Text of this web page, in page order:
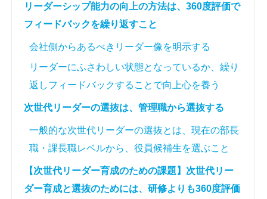
リーダーシップ能力の向上の方法は、360度評価で
フィードバックを繰り返すこと
会社側からあるべきリーダー像を明示する
リーダーにふさわしい状態となっているか、繰り
返しフィードバックすることで向上心を養う
次世代リーダーの選抜は、管理職から選抜する
一般的な次世代リーダーの選抜とは、現在の部長
職・課長職レベルから、役員候補生を選ぶこと
【次世代リーダー育成のための課題】次世代リー
ダー育成と選抜のためには、研修よりも360度評価